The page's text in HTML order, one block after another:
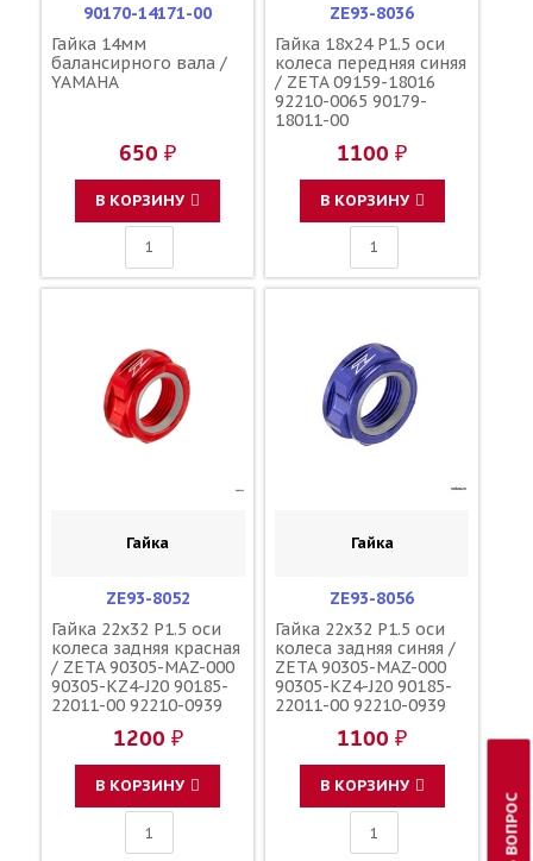
90170-14171-00
Гайка 14мм
балансирного вала /
YAMAHA
650 ₽
В КОРЗИНУ
ZE93-8036
Гайка 18x24 P1.5 оси
колеса передняя синяя
/ ZETA 09159-18016
92210-0065 90179-
18011-00
1100 ₽
В КОРЗИНУ
Гайка
ZE93-8052
Гайка 22x32 P1.5 оси
колеса задняя красная
/ ZETA 90305-MAZ-000
90305-KZ4-J20 90185-
22011-00 92210-0939
1200 ₽
В КОРЗИНУ
Гайка
ZE93-8056
Гайка 22x32 P1.5 оси
колеса задняя синяя /
ZETA 90305-MAZ-000
90305-KZ4-J20 90185-
22011-00 92210-0939
1100 ₽
В КОРЗИНУ